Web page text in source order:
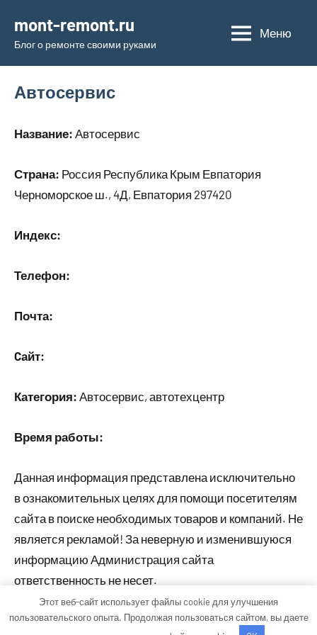
содержимому
mont-remont.ru
Блог о ремонте своими руками
Меню
Автосервис
Название: Автосервис
Страна: Россия Республика Крым Евпатория
Черноморское ш., 4Д, Евпатория 297420
Индекс:
Телефон:
Почта:
Cайт:
Категория: Автосервис, автотехцентр
Время работы:
Данная информация представлена исключительно
в ознакомительных целях для помощи посетителям
сайта в поиске необходимых товаров и компаний. Не
является рекламой! За неверную и изменившуюся
информацию Администрация сайта
ответственность не несет.
Этот веб-сайт использует файлы cookie для улучшения
пользовательского опыта. Продолжая пользоваться сайтом, вы даете